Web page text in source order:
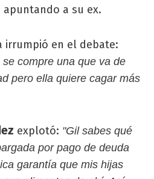
a su ex.
irrumpió en el debate:
compre una que va de
pero ella quiere cagar más
explotó: "Gil sabes qué
por pago de deuda
garantía que mis hijas